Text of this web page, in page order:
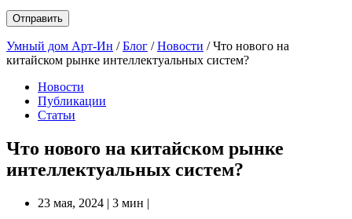
Умный дом Арт-Ин /Блог /Новости /Что нового на
китайском рынке интеллектуальных систем?
Новости
Публикации
Статьи
Что нового на китайском рынке
интеллектуальных систем?
23 мая, 2024 | 3 мин |